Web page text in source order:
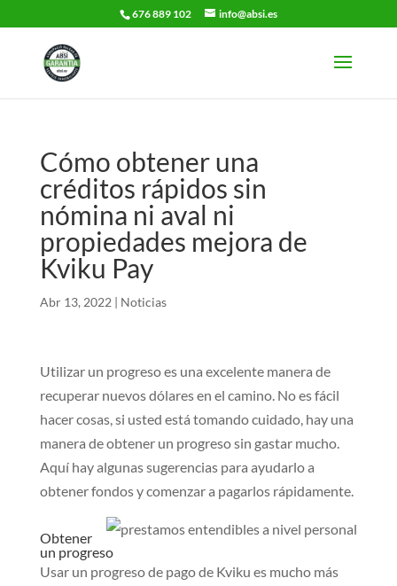
676 889 102 info@absi.es
Cómo obtener una
créditos rápidos sin
nómina ni aval ni
propiedades mejora de
Kviku Pay
Abr 13, 2022 | Noticias
Utilizar un progreso es una excelente manera de
recuperar nuevos dólares en el camino. No es fácil
hacer cosas, si usted está tomando cuidado, hay una
manera de obtener un progreso sin gastar mucho.
Aquí hay algunas sugerencias para ayudarlo a
obtener fondos y comenzar a pagarlos rápidamente.
Obtener
un progreso
Usar un progreso de pago de Kviku es mucho más